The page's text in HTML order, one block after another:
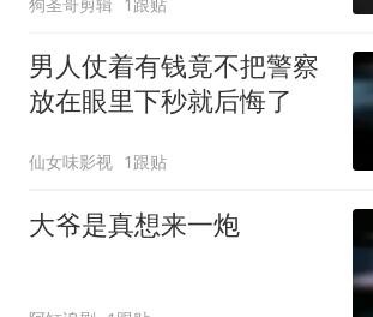
男人仗着有钱竟不把警察
放在眼里下秒就后悔了
仙女味影视 1跟贴
大爷是真想来一炮